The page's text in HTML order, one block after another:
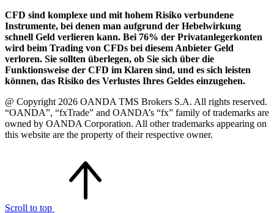
CFD sind komplexe und mit hohem Risiko verbundene
Instrumente, bei denen man aufgrund der Hebelwirkung
schnell Geld verlieren kann. Bei 76% der Privatanlegerkonten
wird beim Trading von CFDs bei diesem Anbieter Geld
verloren. Sie sollten überlegen, ob Sie sich über die
Funktionsweise der CFD im Klaren sind, und es sich leisten
können, das Risiko des Verlustes Ihres Geldes einzugehen.
@ Copyright 2026 OANDA TMS Brokers S.A. All rights reserved.
“OANDA”, “fxTrade” and OANDA’s “fx” family of trademarks are
owned by OANDA Corporation. All other trademarks appearing on
this website are the property of their respective owner.
Scroll to top